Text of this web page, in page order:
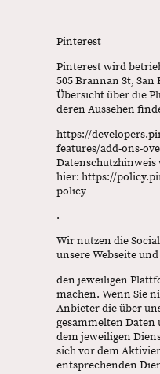
Pinterest
Pinterest wird
505 Brannan St, San
Übersicht über die
deren Aussehen
https://
features/add-ons-
Datenschutzhinweis
hier: https://
policy
.
Wir nutzen die
unsere Webseite
den jeweiligen
machen. Wenn Sie
Anbieter die über
gesammelten
dem jeweiligen
sich vor dem
entsprechenden